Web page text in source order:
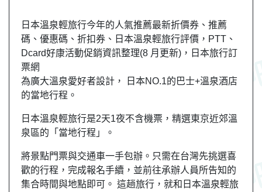
日本溫泉輕旅行今年的人氣推薦最新折價券、推薦
碼、優惠碼、折扣券、日本溫泉輕旅行評價，PTT、
Dcard好康活動促銷資訊整理(8 月更新)，日本旅行訂
票網
為廣大溫泉愛好者設計， 日本NO.1的巴士+溫泉酒店
的當地行程。
日本溫泉輕旅行是2天1夜不含機票，精選東京近郊溫
泉區的「當地行程」。
將景點門票與交通車一手包辦。只需在台灣先挑選喜
歡的行程，完成報名手續，並前往承辦人員所告知的
集合時間與地點即可。 這趟旅行，就和日本溫泉輕旅